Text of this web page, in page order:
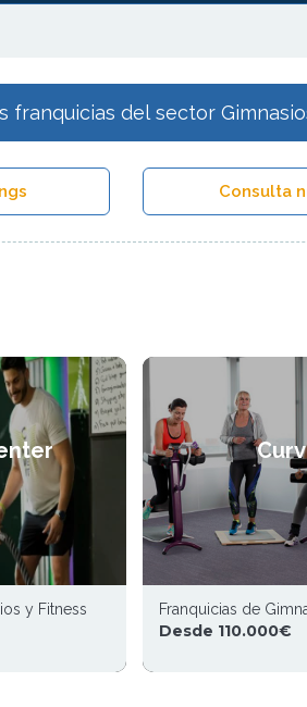
franquicias del sector
Consulta
y Fitness Franquicias de
Desde 110.000€